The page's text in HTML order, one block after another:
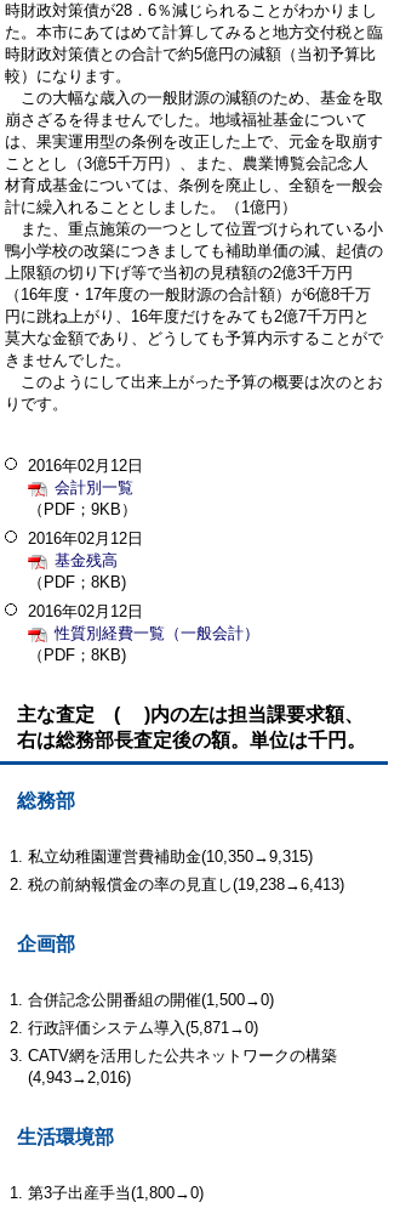
時財政対策債が28．6％減じられることがわかりまし
た。本市にあてはめて計算してみると地方交付税と臨
時財政対策債との合計で約5億円の減額（当初予算比
較）になります。
この大幅な歳入の一般財源の減額のため、基金を取
崩さざるを得ませんでした。地域福祉基金について
は、果実運用型の条例を改正した上で、元金を取崩す
こととし（3億5千万円）、また、農業博覧会記念人
材育成基金については、条例を廃止し、全額を一般会
計に繰入れることとしました。（1億円）
また、重点施策の一つとして位置づけられている小
鴨小学校の改築につきましても補助単価の減、起債の
上限額の切り下げ等で当初の見積額の2億3千万円
（16年度・17年度の一般財源の合計額）が6億8千万
円に跳ね上がり、16年度だけをみても2億7千万円と
莫大な金額であり、どうしても予算内示することがで
きませんでした。
このようにして出来上がった予算の概要は次のとお
りです。
2016年02月12日
会計別一覧
（PDF；9KB）
2016年02月12日
基金残高
（PDF；8KB)
2016年02月12日
性質別経費一覧（一般会計）
（PDF；8KB)
主な査定 ( )内の左は担当課要求額、
右は総務部長査定後の額。単位は千円。
総務部
私立幼稚園運営費補助金(10,350→9,315)
税の前納報償金の率の見直し(19,238→6,413)
企画部
合併記念公開番組の開催(1,500→0)
行政評価システム導入(5,871→0)
CATV網を活用した公共ネットワークの構築
(4,943→2,016)
生活環境部
第3子出産手当(1,800→0)